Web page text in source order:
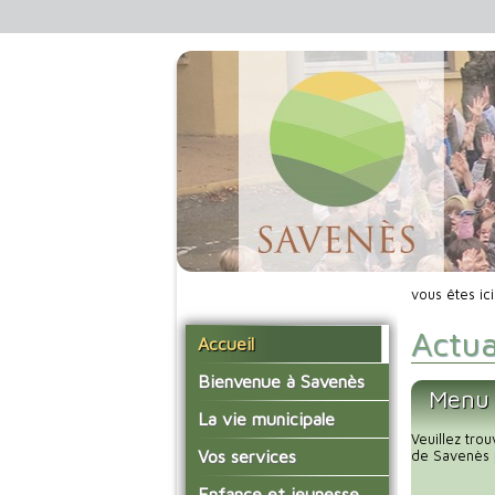
Accueil
Bienvenue à Savenès
Situer Savenès
Savenès en chiffre
L'histoire du village
La vie municipale
Vos élus
Les compte-rendus du
Vos services
La mairie
vous êtes
Veuillez
de Savenès